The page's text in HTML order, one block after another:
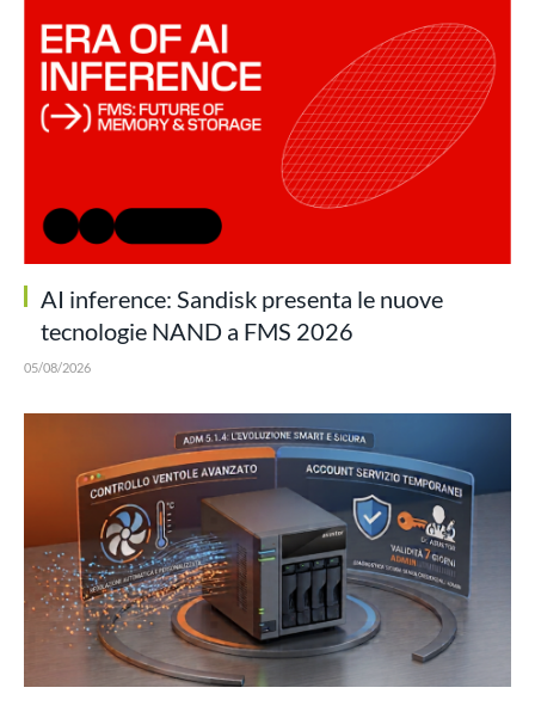
AI inference: Sandisk presenta le nuove
tecnologie NAND a FMS 2026
05/08/2026